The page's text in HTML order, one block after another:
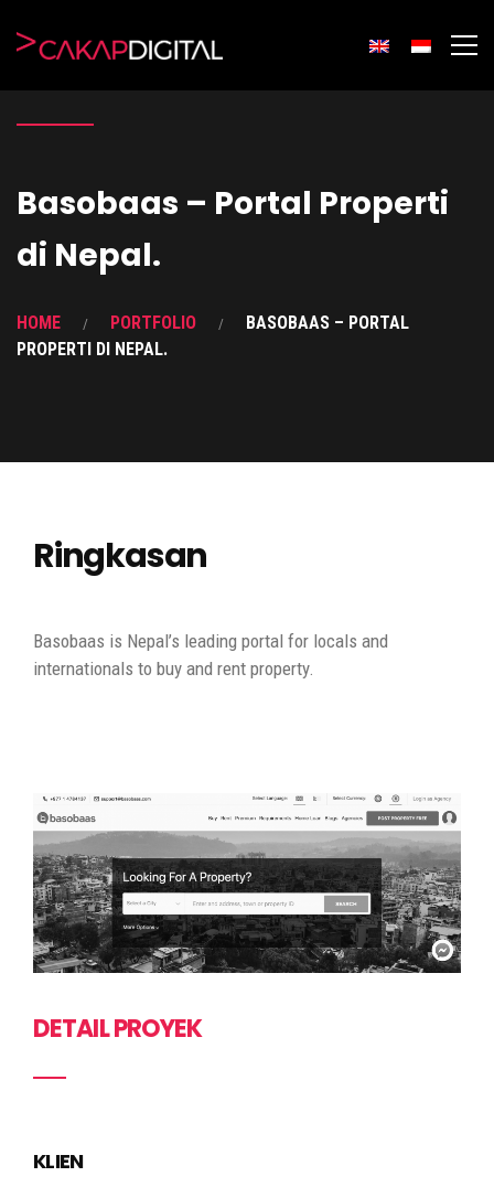
Basobaas – Portal Properti
di Nepal.
HOME PORTFOLIO
BASOBAAS – PORTAL
PROPERTI DI NEPAL.
Ringkasan
Basobaas is Nepal’s leading portal for locals and
internationals to buy and rent property.
DETAIL PROYEK
KLIEN